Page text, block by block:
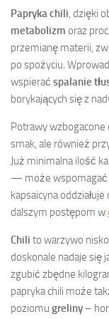
Papryka chili, dzięki
metabolizm oraz
przemianę materii,
po spożyciu.
wspierać spalanie
borykających się z
Potrawy
smak, ale również
Już minimalna ilość
— może wspomagać
kapsaicyna
dalszym postępom w
Chili to warzywo
doskonale nadaje się
zgubić zbędne
papryka chili może
poziomu greliny –